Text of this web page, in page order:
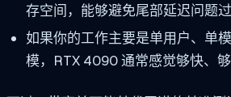
存空间，能够避免尾部延迟问题过
如果你的工作主要是单用户、单
模，RTX 4090 通常感觉够快、够